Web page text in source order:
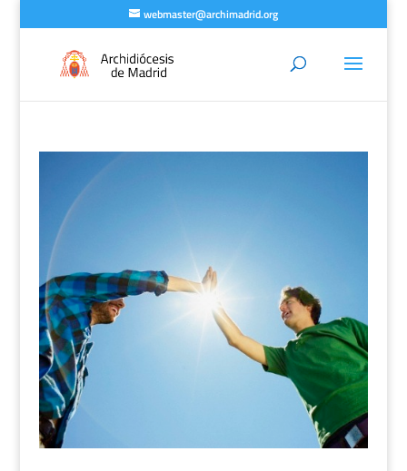
webmaster@archimadrid.org